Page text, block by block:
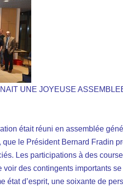
UNE JOYEUSE
était réuni en assemblée
le Président Bernard Fradin
Les participations à des
des contingents importants
état d’esprit, une soixante de